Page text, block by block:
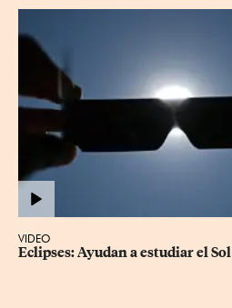
VIDEO
Eclipses: Ayudan a estudiar el Sol